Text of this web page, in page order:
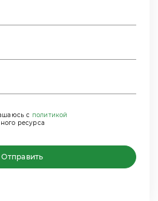
с политикой
ресурса
Отправить